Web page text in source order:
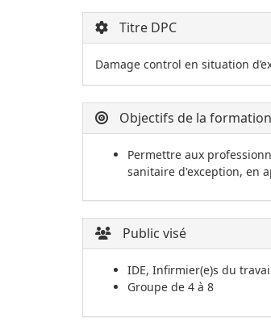
Titre DPC
Damage control en situation
Objectifs de la formation
Permettre aux
sanitaire d'exception, en
Public visé
IDE, Infirmier(e)s du
Groupe de 4 à 8